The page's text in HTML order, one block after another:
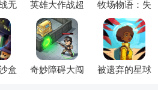
无
新
英雄大作战超
级疯狂版2026
官方最新版本
牧场物语：失
落的山谷(牧
场经营游戏)
盒
奇妙障碍大闯
被遗弃的星球